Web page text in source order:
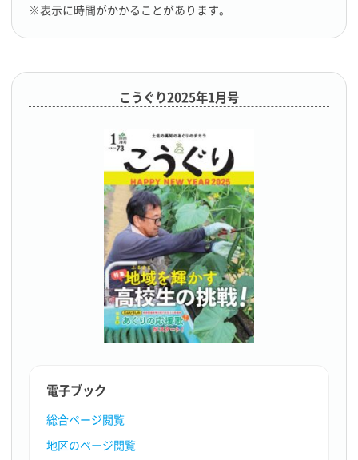
※表示に時間がかかることがあります。
こうぐり2025年1月号
電子ブック
総合ページ閲覧
地区のページ閲覧